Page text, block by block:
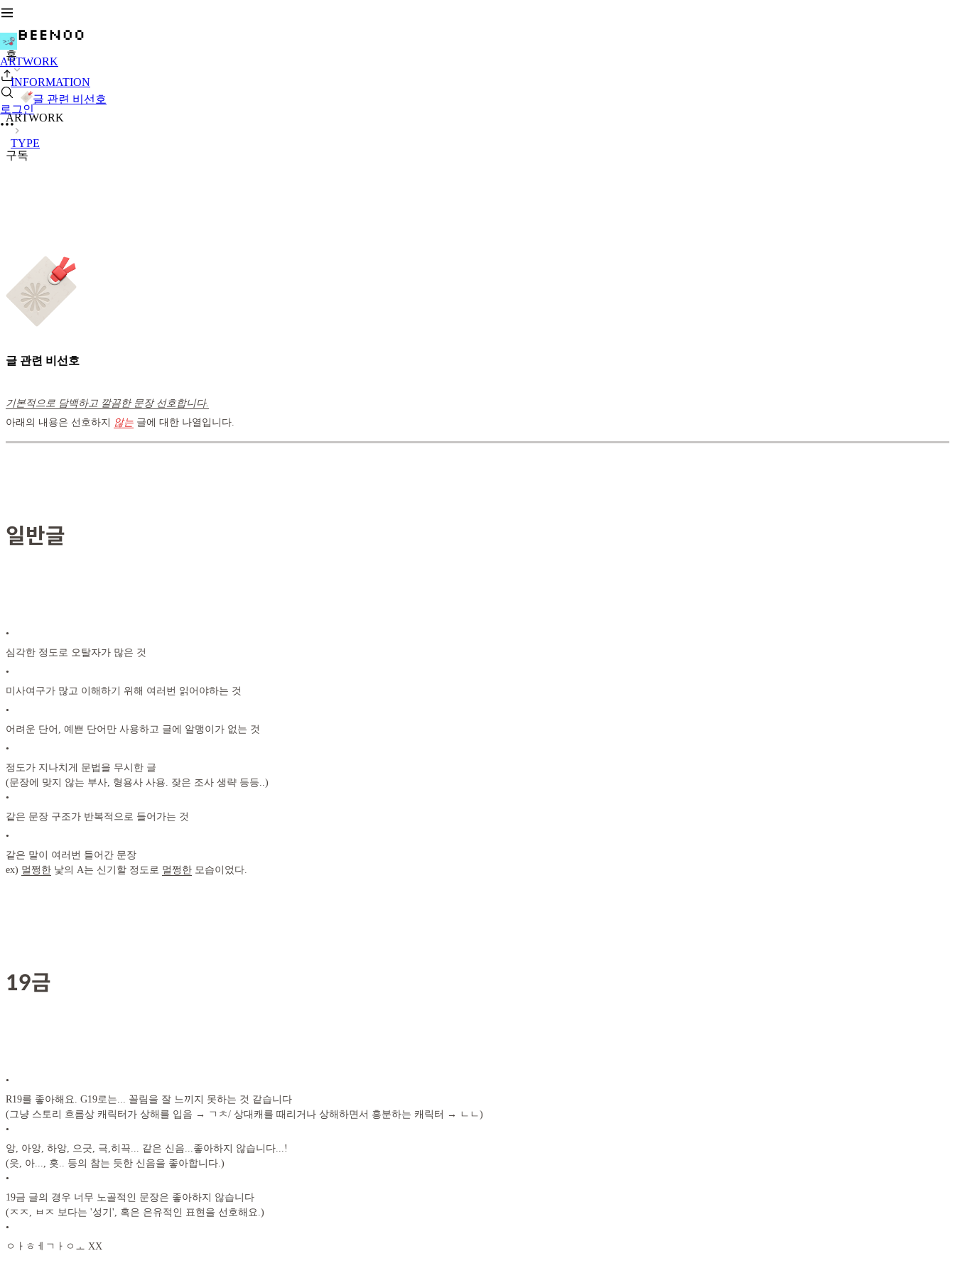
ARTWORK
로그인
홈
INFORMATION
글 관련 비선호
ARTWORK
TYPE
구독
글 관련 비선호
기본적으로 담백하고 깔끔한 문장 선호합니다.
아래의 내용은 선호하지 않는 글에 대한 나열입니다.
일반글
•
심각한 정도로 오탈자가 많은 것
•
미사여구가 많고 이해하기 위해 여러번 읽어야하는 것
•
어려운 단어, 예쁜 단어만 사용하고 글에 알맹이가 없는 것
•
정도가 지나치게 문법을 무시한 글
(문장에 맞지 않는 부사, 형용사 사용. 잦은 조사 생략 등등..)
•
같은 문장 구조가 반복적으로 들어가는 것
•
같은 말이 여러번 들어간 문장
ex) 멀쩡한 낯의 A는 신기할 정도로 멀쩡한 모습이었다.
19금
•
R19를 좋아해요. G19로는... 꼴림을 잘 느끼지 못하는 것 같습니다
(그냥 스토리 흐름상 캐릭터가 상해를 입음 → ㄱㅊ/ 상대캐를 때리거나 상해하면서 흥분하는 캐릭터 → ㄴㄴ)
•
앙, 아앙, 하앙, 으긋, 극,히끅... 같은 신음...좋아하지 않습니다...!
(읏, 아..., 흣.. 등의 참는 듯한 신음을 좋아합니다.)
•
19금 글의 경우 너무 노골적인 문장은 좋아하지 않습니다
(ㅈㅈ, ㅂㅈ 보다는 '성기', 혹은 은유적인 표현을 선호해요.)
•
ㅇㅏㅎㅔㄱㅏㅇㅗ XX